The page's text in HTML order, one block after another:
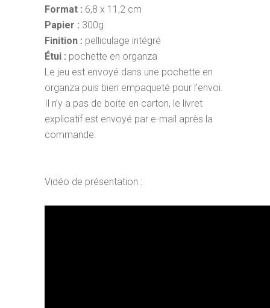
Format : 6,8 x 11,2 cm
Papier : 300g
Finition : pelliculage intégré
Étui : pochette en organza
Le jeu est envoyé dans une pochette en
organza puis bien empaqueté pour l’envoi.
Il n’y a pas de boite en carton, le livret
explicatif est envoyé par e-mail après la
commande.
Vidéo de présentation :